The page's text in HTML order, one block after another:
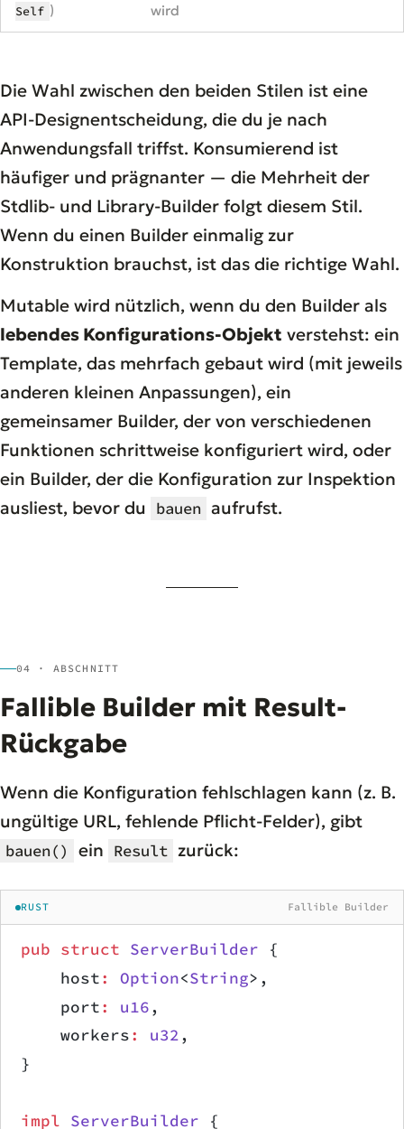
Self )
wird
Die Wahl zwischen den beiden Stilen ist eine
API-Designentscheidung, die du je nach
Anwendungsfall triffst. Konsumierend ist
häufiger und prägnanter — die Mehrheit der
Stdlib- und Library-Builder folgt diesem Stil.
Wenn du einen Builder einmalig zur
Konstruktion brauchst, ist das die richtige Wahl.
Mutable wird nützlich, wenn du den Builder als
lebendes Konfigurations-Objekt verstehst: ein
Template, das mehrfach gebaut wird (mit jeweils
anderen kleinen Anpassungen), ein
gemeinsamer Builder, der von verschiedenen
Funktionen schrittweise konfiguriert wird, oder
ein Builder, der die Konfiguration zur Inspektion
ausliest, bevor du bauen aufrufst.
04 · ABSCHNITT
Fallible Builder mit Result-
Rückgabe
Wenn die Konfiguration fehlschlagen kann (z. B.
ungültige URL, fehlende Pflicht-Felder), gibt
bauen() ein Result zurück:
RUST Fallible Builder
pub struct ServerBuilder {
    host
: Option<String>,
    port
: u16,
    workers
: u32,
}
impl ServerBuilder {